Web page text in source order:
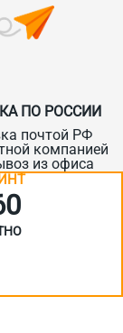
ПО РОССИИ
почтой РФ
компанией
из офиса